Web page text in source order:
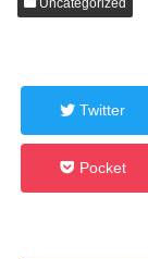
Uncategorized
Twitter
Pocket